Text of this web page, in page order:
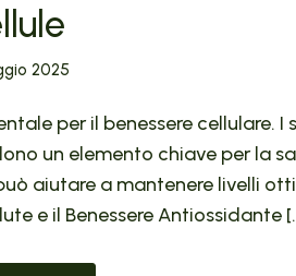
2025
per il benessere cellulare. I
un elemento chiave per la
aiutare a mantenere livelli
e il Benessere Antiossidante